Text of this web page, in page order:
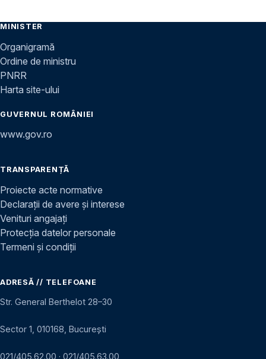
MINISTER
Organigramă
Ordine de ministru
PNRR
Harta site-ului
GUVERNUL ROMÂNIEI
www.gov.ro
TRANSPARENȚĂ
Proiecte acte normative
Declarații de avere și interese
Venituri angajați
Protecția datelor personale
Termeni și condiții
ADRESĂ // TELEFOANE
Str. General Berthelot 28–30
Sector 1, 010168, București
021/405.62.00 · 021/405.63.00